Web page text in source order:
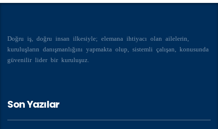
Doğru iş, doğru insan ilkesiyle; elemana ihtiyacı olan ailelerin,
kuruluşların danışmanlığını yapmakta olup, sistemli çalışan, konusunda
güvenilir lider bir kuruluşuz.
Son Yazılar